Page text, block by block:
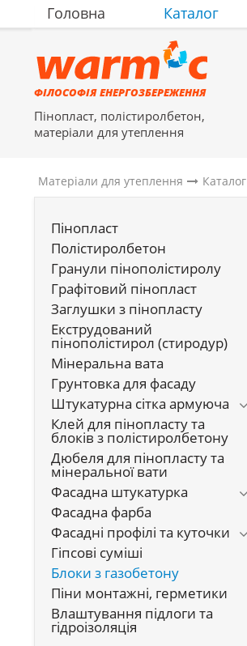
Головна Каталог
ФІЛОСОФІЯ ЕНЕРГОЗБЕРЕЖЕННЯ
Пінопласт, полістиролбетон,
матеріали для утеплення
Матеріали для утеплення Каталог
Пінопласт
Полістиролбетон
Гранули пінополістиролу
Графітовий пінопласт
Заглушки з пінопласту
Екструдований
пінополістирол (стиродур)
Мінеральна вата
Грунтовка для фасаду
Штукатурна сітка армуюча
Клей для пінопласту та
блоків з полістиролбетону
Дюбеля для пінопласту та
мінеральної вати
Фасадна штукатурка
Фасадна фарба
Фасадні профілі та куточки
Гіпсові суміші
Блоки з газобетону
Піни монтажні, герметики
Влаштування підлоги та
гідроізоляція